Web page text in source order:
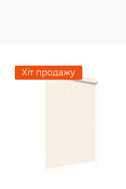
Хіт продажу